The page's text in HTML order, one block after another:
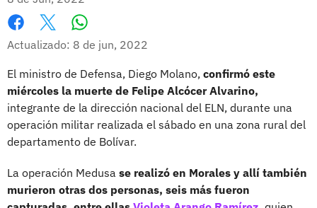
Facebook
X
Actualizado: 8 de jun, 2022
El ministro de Defensa, Diego Molano, confirmó este
miércoles la muerte de Felipe Alcócer Alvarino,
integrante de la dirección nacional del ELN, durante una
operación militar realizada el sábado en una zona rural del
departamento de Bolívar.
La operación Medusa se realizó en Morales y allí también
murieron otras dos personas, seis más fueron